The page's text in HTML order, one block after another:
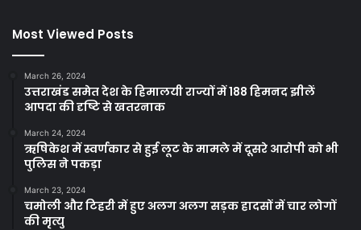
Most Viewed Posts
March 26, 2024
उत्तराखंड समेत देश के हिमालयी राज्यों में 188 हिमनद झीलें
आपदा की दृष्टि से खतरनाक
March 24, 2024
ऋषिकेश में स्वर्णकार से हुई लूट के मामले में दूसरे आरोपी को भी
पुलिस ने पकड़ा
March 23, 2024
चमोली और टिहरी में हुए अलग अलग सड़क हादसों में चार लोगों
की मृत्यु